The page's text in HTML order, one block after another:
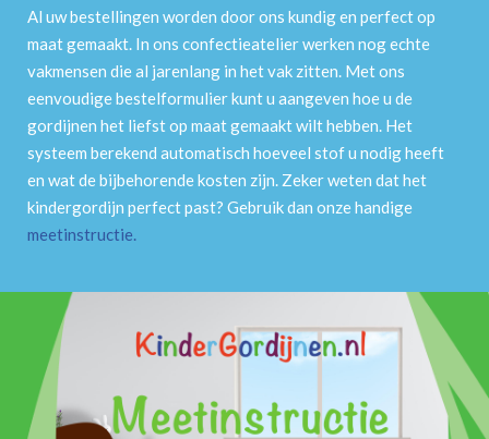
Al uw bestellingen worden door ons kundig en perfect op
maat gemaakt. In ons confectieatelier werken nog echte
vakmensen die al jarenlang in het vak zitten. Met ons
eenvoudige bestelformulier kunt u aangeven hoe u de
gordijnen het liefst op maat gemaakt wilt hebben. Het
systeem berekend automatisch hoeveel stof u nodig heeft
en wat de bijbehorende kosten zijn. Zeker weten dat het
kindergordijn perfect past? Gebruik dan onze handige
meetinstructie.